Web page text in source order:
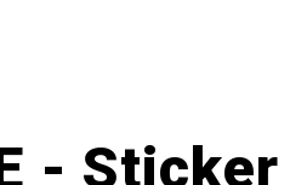
- Sticker